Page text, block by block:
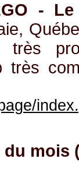
- Le
très
très
mois